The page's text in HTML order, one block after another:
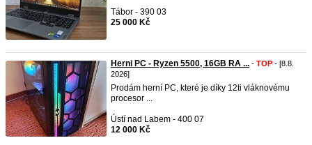
Tábor - 390 03
25 000 Kč
Herni PC - Ryzen 5500, 16GB RA ... - TOP - [8.8.
2026]
Prodám herní PC, které je díky 12ti vláknovému
procesor ...
Ústí nad Labem - 400 07
12 000 Kč